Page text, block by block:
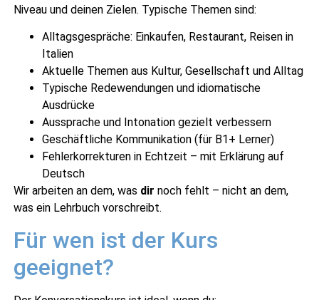
Niveau und deinen Zielen. Typische Themen sind:
Alltagsgespräche: Einkaufen, Restaurant, Reisen in
Italien
Aktuelle Themen aus Kultur, Gesellschaft und Alltag
Typische Redewendungen und idiomatische
Ausdrücke
Aussprache und Intonation gezielt verbessern
Geschäftliche Kommunikation (für B1+ Lerner)
Fehlerkorrekturen in Echtzeit – mit Erklärung auf
Deutsch
Wir arbeiten an dem, was dir noch fehlt – nicht an dem,
was ein Lehrbuch vorschreibt.
Für wen ist der Kurs
geeignet?